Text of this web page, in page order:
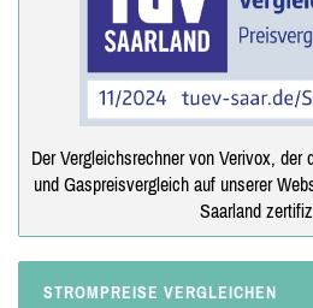
Der Vergleichsrechner von Verivox, der
und Gaspreisvergleich auf unserer
Saarland
STROMPREISE VERGLEICHEN